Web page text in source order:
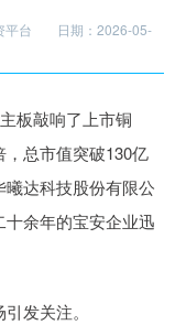
平台
日期：2026-05-
板敲响了上市铜
总市值突破130亿
达科技股份有限公
余年的宝安企业迅
发关注。